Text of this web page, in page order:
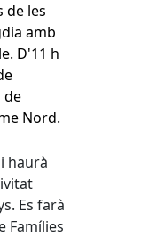
de les
amb
D'11 h
de
Nord.
haurà
Es farà
Famílies